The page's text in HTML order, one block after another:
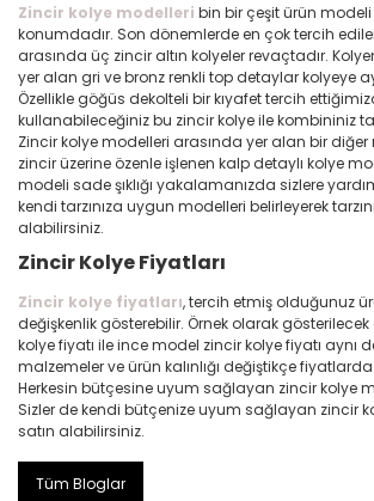
Zincir kolye modelleri bin bir çeşit ürün modeli
konumdadır. Son dönemlerde en çok tercih
arasında üç zincir altın kolyeler revaçtadır.
yer alan gri ve bronz renkli top detaylar kolyeye
Özellikle göğüs dekolteli bir kıyafet tercih
kullanabileceğiniz bu zincir kolye ile kombininiz
Zincir kolye modelleri arasında yer alan bir diğer
zincir üzerine özenle işlenen kalp detaylı kolye
modeli sade şıklığı yakalamanızda sizlere
kendi tarzınıza uygun modelleri belirleyerek
alabilirsiniz.
Zincir Kolye Fiyatları
Zincir kolye fiyatları, tercih etmiş olduğunuz
değişkenlik gösterebilir. Örnek olarak gösterilecek
kolye fiyatı ile ince model zincir kolye fiyatı aynı
malzemeler ve ürün kalınlığı değiştikçe
Herkesin bütçesine uyum sağlayan zincir kolye
Sizler de kendi bütçenize uyum sağlayan zincir
satın alabilirsiniz.
Tüm Bloglar